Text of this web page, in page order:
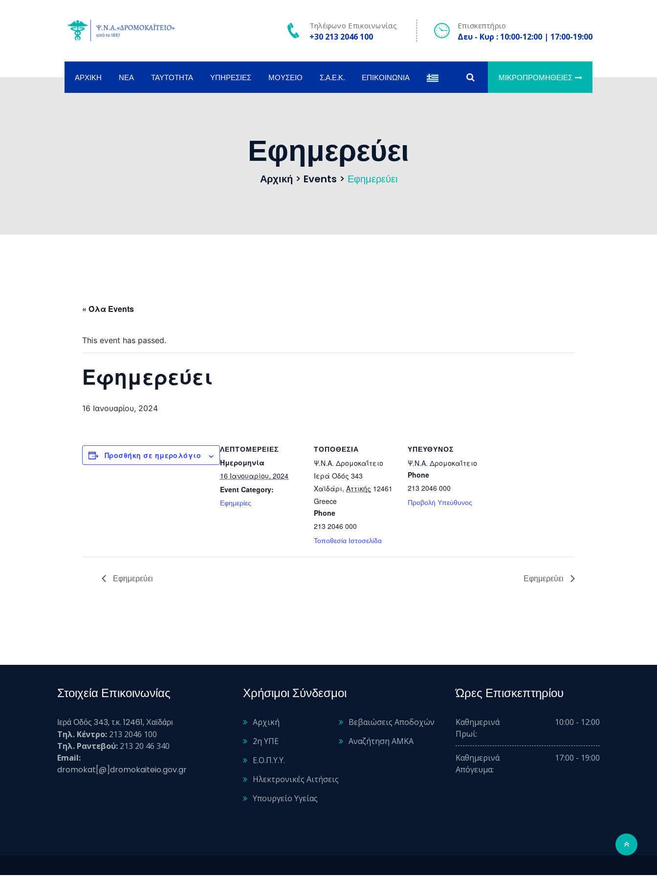
Τηλέφωνο Επικοινωνίας
+30 213 2046 100
Επισκεπτήριο
Δευ - Κυρ : 10:00-12:00 | 17:00-19:00
ΑΡΧΙΚΉ ΝΈΑ ΤΑΥΤΌΤΗΤΑ ΥΠΗΡΕΣΊΕΣ ΜΟΥΣΕΊΟ Σ.Α.Ε.Κ. ΕΠΙΚΟΙΝΩΝΊΑ ΜΙΚΡΟΠΡΟΜΉΘΕΙΕΣ
Εφημερεύει
Αρχική > Events > Εφημερεύει
« Όλα Events
This event has passed.
Εφημερεύει
16 Ιανουαρίου, 2024
Προσθήκη σε ημερολόγιο
ΛΕΠΤΟΜΈΡΕΙΕΣ
Ημερομηνία
16 Ιανουαρίου, 2024
Event Category:
Εφημερίες
ΤΟΠΟΘΕΣΊΑ
Ψ.Ν.Α. Δρομοκαΐτειο
Ιερά Οδός 343
Χαϊδάρι, Αττικής 12461
Greece
Phone
213 2046 000
Τοποθεσία Ιστοσελίδα
ΥΠΕΎΘΥΝΟΣ
Ψ.Ν.Α. Δρομοκαΐτειο
Phone
213 2046 000
Προβολή Υπεύθυνος
Εφημερεύει Εφημερεύει
Στοιχεία Επικοινωνίας
Ιερά Οδός 343, τ.κ. 12461, Χαϊδάρι
Τηλ. Κέντρο: 213 2046 100
Τηλ. Ραντεβού: 213 20 46 340
Email:
dromokat[@]dromokaiteio.gov.gr
Χρήσιμοι Σύνδεσμοι
Αρχική
2η ΥΠΕ
Ε.Ο.Π.Υ.Υ.
Ηλεκτρονικές Αιτήσεις
Υπουργείο Υγείας
Βεβαιώσεις Αποδοχών
Αναζήτηση ΑΜΚΑ
Ώρες Επισκεπτηρίου
Καθημερινά
Πρωί:
10:00 - 12:00
Καθημερινά
Απόγευμα:
17:00 - 19:00